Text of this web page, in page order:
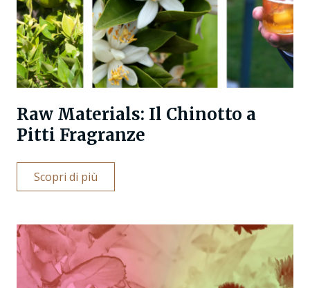
Raw Materials: Il Chinotto a
Pitti Fragranze
Scopri di più